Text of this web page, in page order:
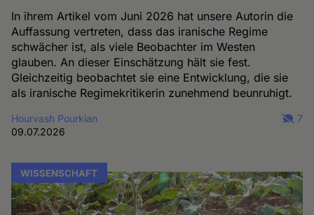
In ihrem Artikel vom Juni 2026 hat unsere Autorin die
Auffassung vertreten, dass das iranische Regime
schwächer ist, als viele Beobachter im Westen
glauben. An dieser Einschätzung hält sie fest.
Gleichzeitig beobachtet sie eine Entwicklung, die sie
als iranische Regimekritikerin zunehmend beunruhigt.
Hourvash Pourkian
09.07.2026
7
WISSENSCHAFT